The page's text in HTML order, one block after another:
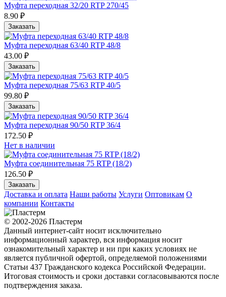
Муфта переходная 32/20 RTP 270/45
8.90 ₽
Заказать
Муфта переходная 63/40 RTP 48/8
43.00 ₽
Заказать
Муфта переходная 75/63 RTP 40/5
99.80 ₽
Заказать
Муфта переходная 90/50 RTP 36/4
172.50 ₽
Нет в наличии
Муфта соединительная 75 RTP (18/2)
126.50 ₽
Заказать
Доставка и оплата Наши работы Услуги Оптовикам О
компании Контакты
© 2002-2026 Пластерм
Данный интернет-сайт носит исключительно
информационный характер, вся информация носит
ознакомительный характер и ни при каких условиях не
является публичной офертой, определяемой положениями
Статьи 437 Гражданского кодекса Российской Федерации.
Итоговая стоимость и сроки доставки согласовываются после
подтверждения заказа.